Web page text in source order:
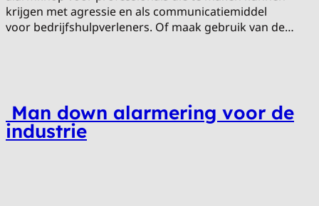
krijgen met agressie en als communicatiemiddel
voor bedrijfshulpverleners. Of maak gebruik van de…
Man down alarmering voor de
industrie